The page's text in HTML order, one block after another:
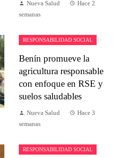
Nueva Salud
Hace 2
semanas
RESPONSABILIDAD SOCIAL
Benín promueve la
agricultura responsable
con enfoque en RSE y
suelos saludables
Nueva Salud
Hace 3
semanas
RESPONSABILIDAD SOCIAL